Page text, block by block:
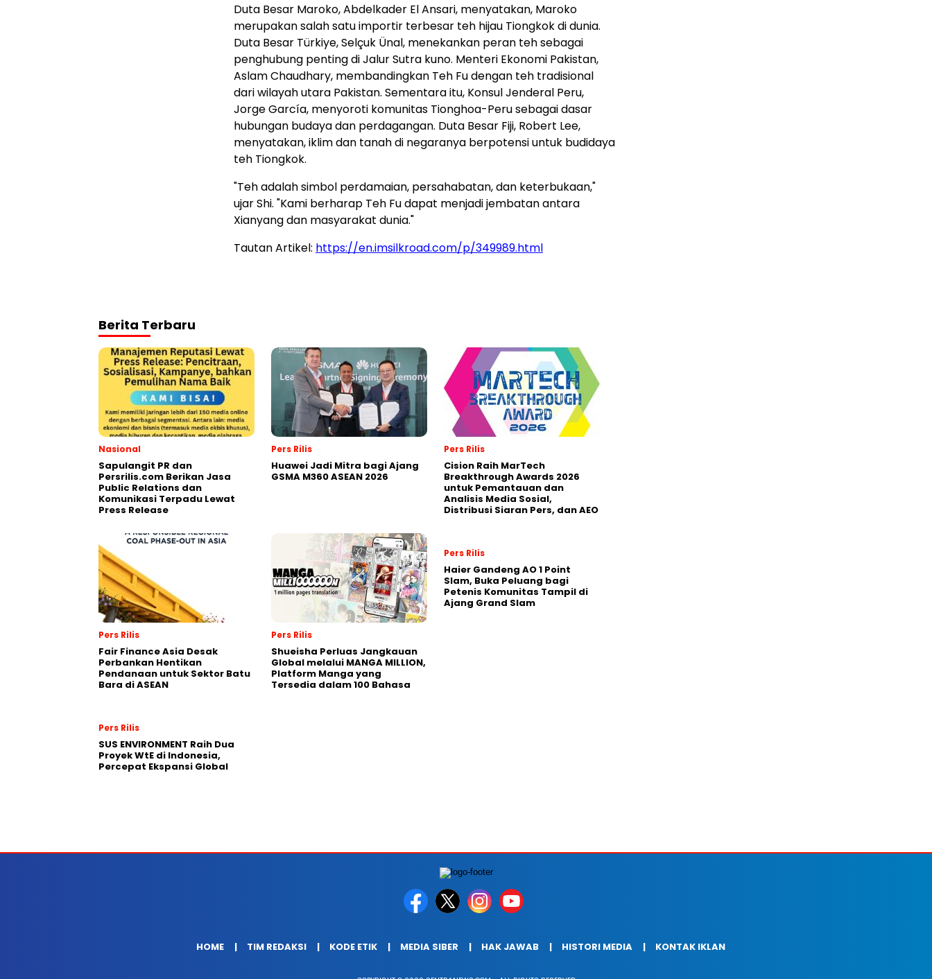
Duta Besar Maroko, Abdelkader El Ansari, menyatakan, Maroko
merupakan salah satu importir terbesar teh hijau Tiongkok di dunia.
Duta Besar Türkiye, Selçuk Ünal, menekankan peran teh sebagai
penghubung penting di Jalur Sutra kuno. Menteri Ekonomi Pakistan,
Aslam Chaudhary, membandingkan Teh Fu dengan teh tradisional
dari wilayah utara Pakistan. Sementara itu, Konsul Jenderal Peru,
Jorge García, menyoroti komunitas Tionghoa-Peru sebagai dasar
hubungan budaya dan perdagangan. Duta Besar Fiji, Robert Lee,
menyatakan, iklim dan tanah di negaranya berpotensi untuk budidaya
teh Tiongkok.
"Teh adalah simbol perdamaian, persahabatan, dan keterbukaan,"
ujar Shi. "Kami berharap Teh Fu dapat menjadi jembatan antara
Xianyang dan masyarakat dunia."
Tautan Artikel: https://en.imsilkroad.com/p/349989.html
Berita Terbaru
Nasional
Sapulangit PR dan
Persrilis.com Berikan Jasa
Public Relations dan
Komunikasi Terpadu Lewat
Press Release
Pers Rilis
Huawei Jadi Mitra bagi Ajang
GSMA M360 ASEAN 2026
Pers Rilis
Cision Raih MarTech
Breakthrough Awards 2026
untuk Pemantauan dan
Analisis Media Sosial,
Distribusi Siaran Pers, dan AEO
Pers Rilis
Fair Finance Asia Desak
Perbankan Hentikan
Pendanaan untuk Sektor Batu
Bara di ASEAN
Pers Rilis
Shueisha Perluas Jangkauan
Global melalui MANGA MILLION,
Platform Manga yang
Tersedia dalam 100 Bahasa
Pers Rilis
Haier Gandeng AO 1 Point
Slam, Buka Peluang bagi
Petenis Komunitas Tampil di
Ajang Grand Slam
Pers Rilis
SUS ENVIRONMENT Raih Dua
Proyek WtE di Indonesia,
Percepat Ekspansi Global
HOME TIM REDAKSI KODE ETIK MEDIA SIBER HAK JAWAB HISTORI MEDIA KONTAK IKLAN